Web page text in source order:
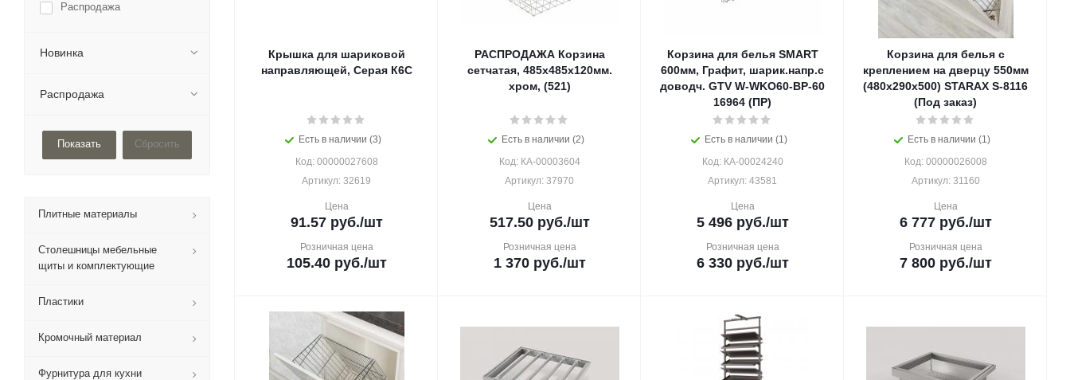
Крышка для шариковой
направляющей, Серая К6С
Есть в наличии (3)
Код: 00000027608
Артикул: 32619
Цена
91.57руб./шт
Розничная цена
105.40руб./шт
РАСПРОДАЖА Корзина
сетчатая, 485х485х120мм.
хром, (521)
Есть в наличии (2)
Код: КА-00003604
Артикул: 37970
Цена
517.50руб./шт
Розничная цена
1 370руб./шт
Корзина для белья SMART
600мм, Графит, шарик.напр.с
доводч. GTV W-WKO60-BP-60
16964 (ПР)
Есть в наличии (1)
Код: КА-00024240
Артикул: 43581
Цена
5 496руб./шт
Розничная цена
6 330руб./шт
Корзина для белья с
креплением на дверцу 550мм
(480х290х500) STARAX S-8116
(Под заказ)
Есть в наличии (1)
Код: 00000026008
Артикул: 31160
Цена
6 777руб./шт
Розничная цена
7 800руб./шт
Распродажа
Новинка
Распродажа
Сбросить
Плитные материалы
Столешницы мебельные
щиты и комплектующие
Пластики
Кромочный материал
Фурнитура для кухни